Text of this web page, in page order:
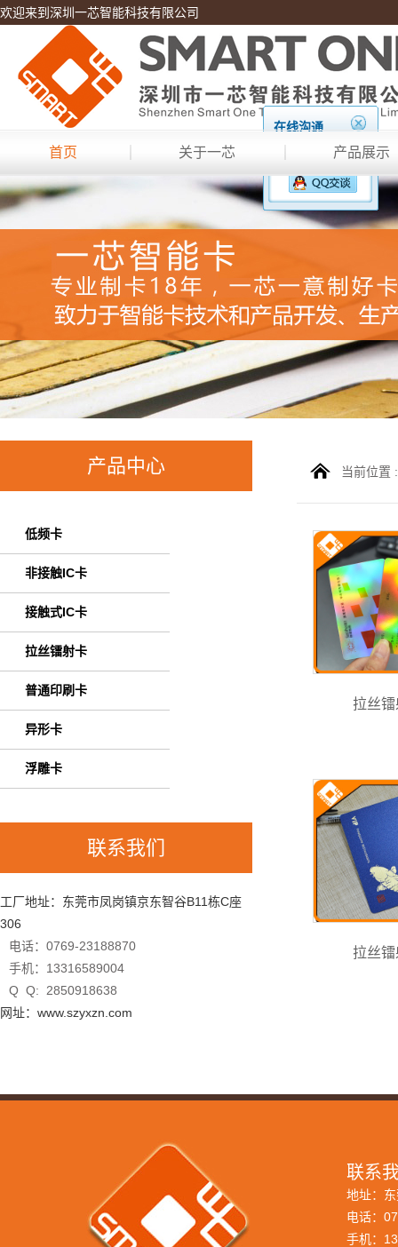
欢迎来到深圳一芯智能科技有限公司
首页 关于一芯 产品展示
产品中心
低频卡
非接触IC卡
接触式IC卡
拉丝镭射卡
普通印刷卡
异形卡
浮雕卡
联系我们
工厂地址：东莞市凤岗镇京东智谷B11栋C座
306
电话：0769-23188870
手机：13316589004
Q Q: 2850918638
网址：www.szyxzn.com
当前位置
拉丝
拉丝
联系
地址：
电话：
手机：
在线沟通